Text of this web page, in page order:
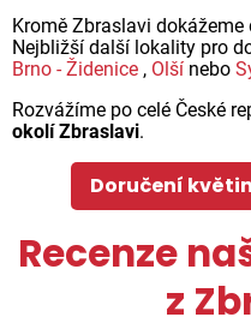
Kromě Zbraslavi
Nejbližší další lokality pro
Brno - Židenice , Olší nebo
Rozvážíme po celé České
okolí Zbraslavi.
Doručení
Recenze
z